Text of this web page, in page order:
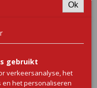
Ok
gebruikt
verkeersanalyse, het
en het personaliseren